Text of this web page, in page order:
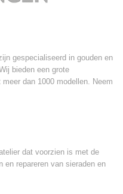
gespecialiseerd in gouden en
bieden een grote
dan 1000 modellen. Neem
dat voorzien is met de
en repareren van sieraden en